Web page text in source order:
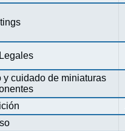
y cuidado de miniaturas